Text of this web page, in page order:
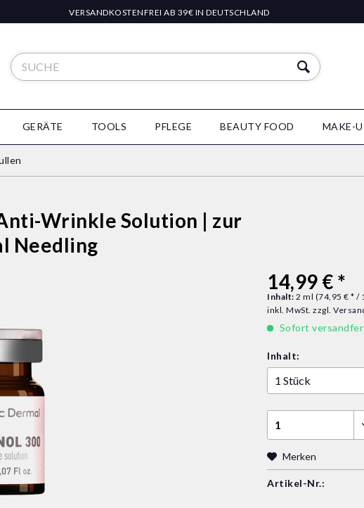
VERSANDKOSTENFREI AB 39€ IN DEUTSCHLAND
GERÄTE TOOLS PFLEGE BEAUTY FOOD MAKE-
Wrinkle Solution | zur
Needling
14,99 € *
Inhalt:2 ml (74,95 € * /
inkl. MwSt.zzgl.
Sofort
Inhalt:
Merken
Artikel-Nr.: